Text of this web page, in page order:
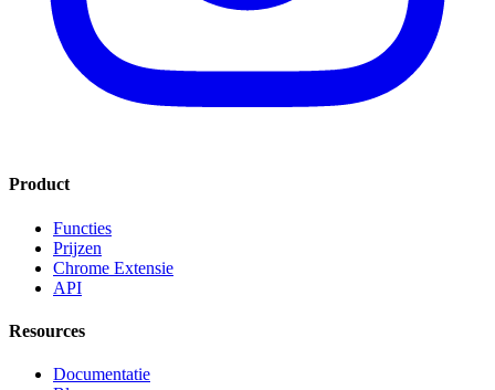
Product
Functies
Prijzen
Chrome Extensie
API
Resources
Documentatie